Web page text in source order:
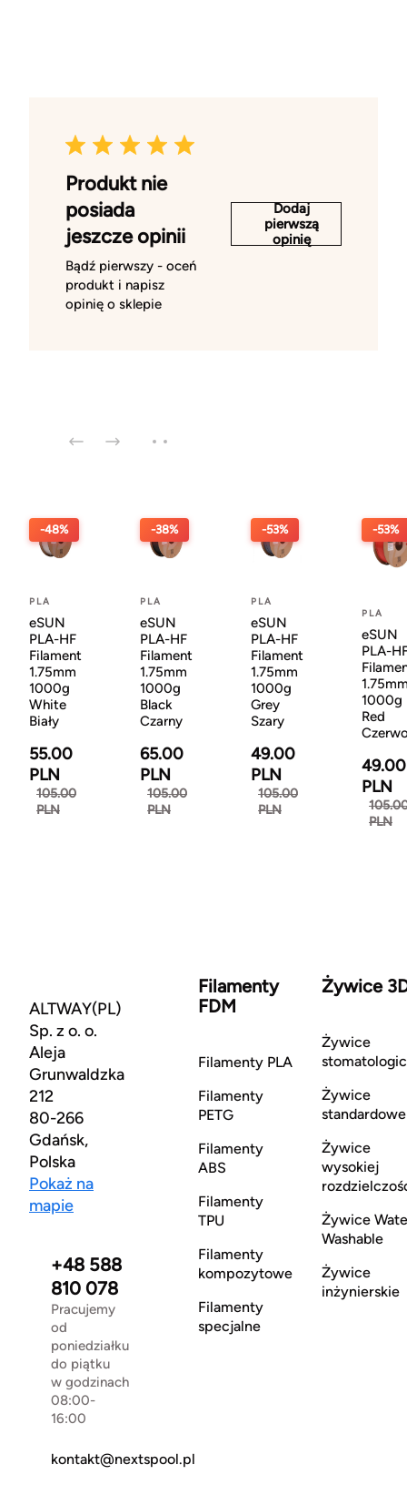
Produkt nie
posiada
jeszcze opinii
Bądź pierwszy - oceń
produkt i napisz
opinię o sklepie
Dodaj
pierwszą
opinię
-48%
PLA
eSUN
PLA-HF
Filament
1.75mm
1000g
White
Biały
55.00
PLN
105.00
PLN
-38%
PLA
eSUN
PLA-HF
Filament
1.75mm
1000g
Black
Czarny
65.00
PLN
105.00
PLN
-53%
PLA
eSUN
PLA-HF
Filament
1.75mm
1000g
Grey
Szary
49.00
PLN
105.00
PLN
-53%
PLA
eSUN
PLA-
1000g
Red
49.00
PLN
PLN
ALTWAY(PL)
Sp. z o. o.
Aleja
Grunwaldzka
212
80-266
Gdańsk,
Polska
Pokaż na
mapie
+48 588
810 078
Pracujemy
od
poniedziałku
do piątku
w godzinach
08:00-
16:00
kontakt@nextspool.pl
Filamenty
FDM
Filamenty PLA
Filamenty
PETG
Filamenty
ABS
Filamenty
TPU
Filamenty
kompozytowe
Filamenty
specjalne
Żywice
Żywice
Żywice
standardowe
Żywice
wysokiej
Żywice
Washable
Żywice
inżynierskie